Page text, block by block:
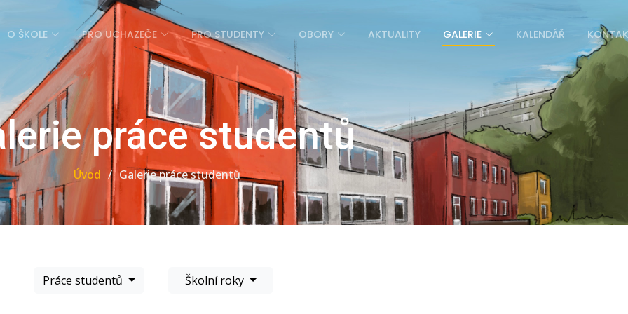
O ŠKOLE PRO UCHAZEČE PRO STUDENTY OBORY AKTUALITY GALERIE KALENDÁŘ
práce studentů
Úvod Galerie práce studentů
Práce studentů Školní roky